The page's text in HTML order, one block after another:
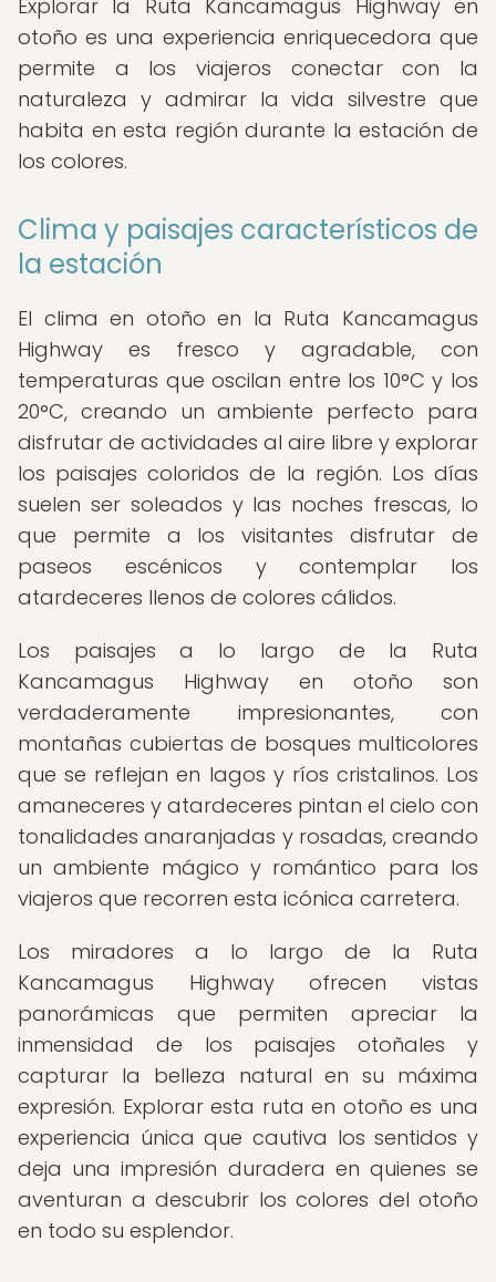
Explorar la Ruta Kancamagus Highway en
otoño es una experiencia enriquecedora que
permite a los viajeros conectar con la
naturaleza y admirar la vida silvestre que
habita en esta región durante la estación de
los colores.
Clima y paisajes característicos de
la estación
El clima en otoño en la Ruta Kancamagus
Highway es fresco y agradable, con
temperaturas que oscilan entre los 10°C y los
20°C, creando un ambiente perfecto para
disfrutar de actividades al aire libre y explorar
los paisajes coloridos de la región. Los días
suelen ser soleados y las noches frescas, lo
que permite a los visitantes disfrutar de
paseos escénicos y contemplar los
atardeceres llenos de colores cálidos.
Los paisajes a lo largo de la Ruta
Kancamagus Highway en otoño son
verdaderamente impresionantes, con
montañas cubiertas de bosques multicolores
que se reflejan en lagos y ríos cristalinos. Los
amaneceres y atardeceres pintan el cielo con
tonalidades anaranjadas y rosadas, creando
un ambiente mágico y romántico para los
viajeros que recorren esta icónica carretera.
Los miradores a lo largo de la Ruta
Kancamagus Highway ofrecen vistas
panorámicas que permiten apreciar la
inmensidad de los paisajes otoñales y
capturar la belleza natural en su máxima
expresión. Explorar esta ruta en otoño es una
experiencia única que cautiva los sentidos y
deja una impresión duradera en quienes se
aventuran a descubrir los colores del otoño
en todo su esplendor.